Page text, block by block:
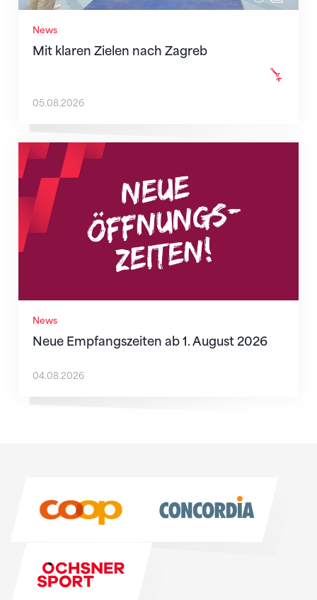
News
Mit klaren Zielen nach Zagreb
05.08.2026
News
Neue Empfangszeiten ab 1. August 2026
Neue Empfangszeiten ab 1. August 2026
04.08.2026